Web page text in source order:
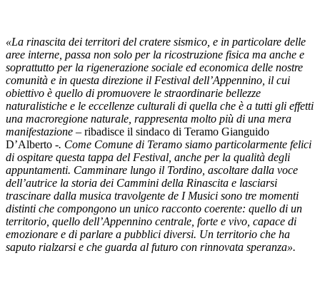
«La rinascita dei territori del cratere sismico, e in particolare delle
aree interne, passa non solo per la ricostruzione fisica ma anche e
soprattutto per la rigenerazione sociale ed economica delle nostre
comunità e in questa direzione il Festival dell’Appennino, il cui
obiettivo è quello di promuovere le straordinarie bellezze
naturalistiche e le eccellenze culturali di quella che è a tutti gli effetti
una macroregione naturale, rappresenta molto più di una mera
manifestazione – ribadisce il sindaco di Teramo Gianguido
D’Alberto -. Come Comune di Teramo siamo particolarmente felici
di ospitare questa tappa del Festival, anche per la qualità degli
appuntamenti. Camminare lungo il Tordino, ascoltare dalla voce
dell’autrice la storia dei Cammini della Rinascita e lasciarsi
trascinare dalla musica travolgente de I Musici sono tre momenti
distinti che compongono un unico racconto coerente: quello di un
territorio, quello dell’Appennino centrale, forte e vivo, capace di
emozionare e di parlare a pubblici diversi. Un territorio che ha
saputo rialzarsi e che guarda al futuro con rinnovata speranza».